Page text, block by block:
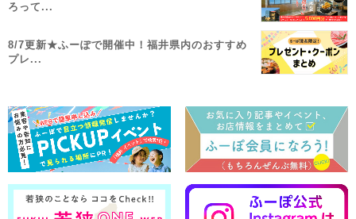
ろって...
8/7更新★ふーぽで開催中！福井県内のおすすめ
プレ...